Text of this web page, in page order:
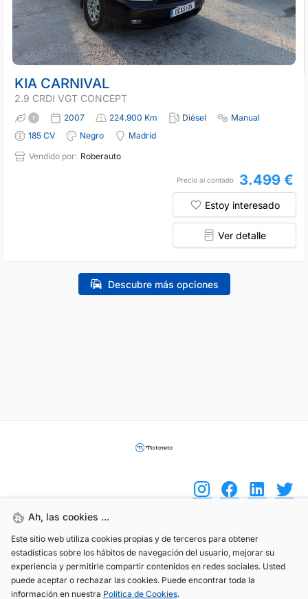
KIA CARNIVAL
2.9 CRDI VGT CONCEPT
2007 224.900 Km Diésel
Manual
185 CV
Negro
Madrid
Vendido por: Roberauto
Precio al contado 3.499 €
Estoy interesado
Ver detalle
Descubre más opciones
Ah, las cookies ...
Este sitio web utiliza cookies propias y de terceros para obtener
estadísticas sobre los hábitos de navegación del usuario, mejorar su
experiencia y permitirle compartir contenidos en redes sociales. Usted
puede aceptar o rechazar las cookies. Puede encontrar toda la
información en nuestra Política de Cookies.
(+34) 744 408 070
info@motoreto.com